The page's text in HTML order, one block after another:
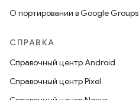
О портировании в Google Groups
СПРАВКА
Справочный центр Android
Справочный центр Pixel